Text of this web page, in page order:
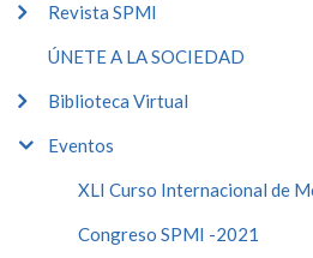
Revista SPMI
ÚNETE A LA SOCIEDAD
Biblioteca Virtual
Eventos
XLI Curso Internacional de
Congreso SPMI -2021